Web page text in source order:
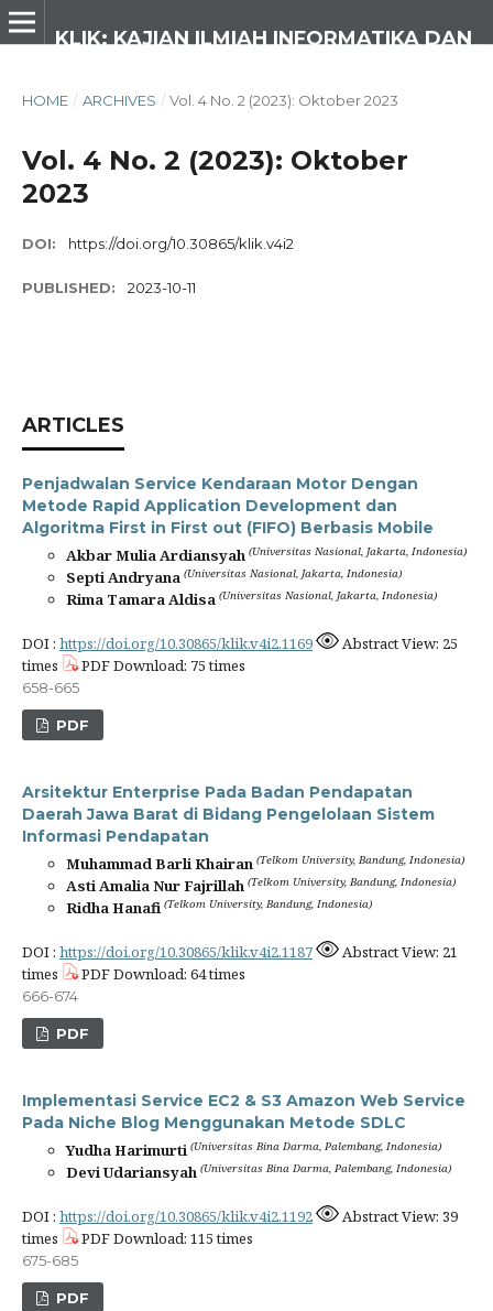
HOME / ARCHIVES / Vol. 4 No. 2 (2023): Oktober 2023
Vol. 4 No. 2 (2023): Oktober
2023
DOI: https://doi.org/10.30865/klik.v4i2
PUBLISHED: 2023-10-11
ARTICLES
Penjadwalan Service Kendaraan Motor Dengan
Metode Rapid Application Development dan
Algoritma First in First out (FIFO) Berbasis Mobile
Akbar Mulia Ardiansyah (Universitas Nasional, Jakarta, Indonesia)
Septi Andryana (Universitas Nasional, Jakarta, Indonesia)
Rima Tamara Aldisa (Universitas Nasional, Jakarta, Indonesia)
DOI : https://doi.org/10.30865/klik.v4i2.1169
Abstract View: 25
times
PDF Download: 75 times
658-665
PDF
Arsitektur Enterprise Pada Badan Pendapatan
Daerah Jawa Barat di Bidang Pengelolaan Sistem
Informasi Pendapatan
Muhammad Barli Khairan (Telkom University, Bandung, Indonesia)
Asti Amalia Nur Fajrillah (Telkom University, Bandung, Indonesia)
Ridha Hanafi (Telkom University, Bandung, Indonesia)
DOI : https://doi.org/10.30865/klik.v4i2.1187
Abstract View: 21
times
PDF Download: 64 times
666-674
PDF
Implementasi Service EC2 & S3 Amazon Web Service
Pada Niche Blog Menggunakan Metode SDLC
Yudha Harimurti (Universitas Bina Darma, Palembang, Indonesia)
Devi Udariansyah (Universitas Bina Darma, Palembang, Indonesia)
DOI : https://doi.org/10.30865/klik.v4i2.1192
Abstract View: 39
times
PDF Download: 115 times
675-685
PDF